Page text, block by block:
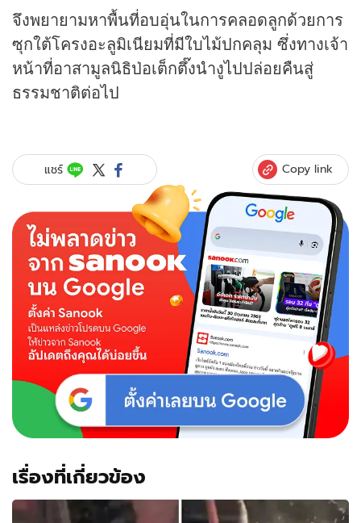
จึงพยายามหาพื้นที่อบอุ่นในการคลอดลูกด้วยการ
ซุกใต้โครงอะลูมิเนียมที่มีใบไม้ปกคลุม ซึ่งทางเจ้า
หน้าที่อาสามูลนิธิป่อเต็กตึ๊งนำงูไปปล่อยคืนสู่
ธรรมชาติต่อไป
แชร์ Copy link
เรื่องที่เกี่ยวข้อง